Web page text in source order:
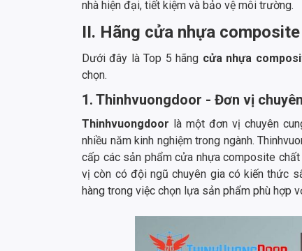
nhà hiện đại, tiết kiệm và bảo vệ môi trường.
II. Hãng cửa nhựa
Dưới đây là Top 5 hãng cửa nhựa
chọn.
1. Thinhvuongdoor - Đơn vị
Thinhvuongdoor là một đơn vị chuyên
nhiều năm kinh nghiệm trong ngành.
cấp các sản phẩm cửa nhựa composite
vị còn có đội ngũ chuyên gia có kiến thức
hàng trong việc chọn lựa sản phẩm phù hợp